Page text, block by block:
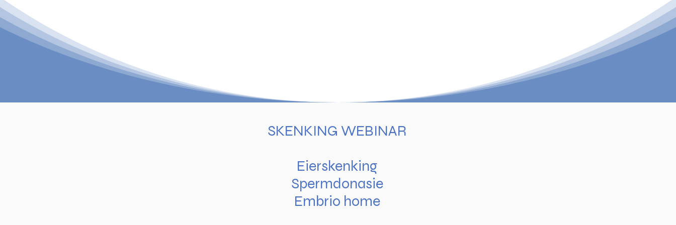
SKENKING WEBINAR
Eierskenking
Spermdonasie
Embrio home